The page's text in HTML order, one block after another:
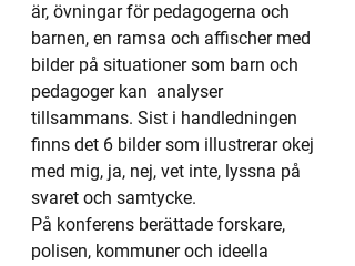
är, övningar för pedagogerna och
barnen, en ramsa och affischer med
bilder på situationer som barn och
pedagoger kan  analyser
tillsammans. Sist i handledningen
finns det 6 bilder som illustrerar okej
med mig, ja, nej, vet inte, lyssna på
svaret och samtycke.
På konferens berättade forskare,
polisen, kommuner och ideella